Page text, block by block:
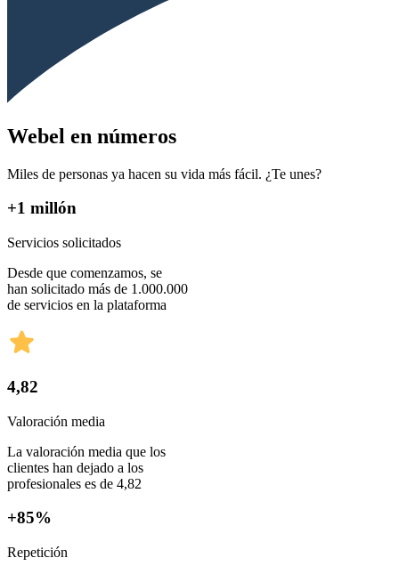
Webel en números
Miles de personas ya hacen su vida más fácil. ¿Te unes?
+1 millón
Servicios solicitados
Desde que comenzamos, se
han solicitado más de 1.000.000
de servicios en la plataforma
4,82
Valoración media
La valoración media que los
clientes han dejado a los
profesionales es de 4,82
+85%
Repetición